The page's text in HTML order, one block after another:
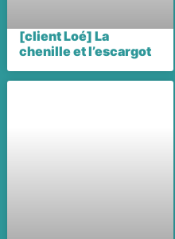
[client Loé] La
chenille et l’escargot